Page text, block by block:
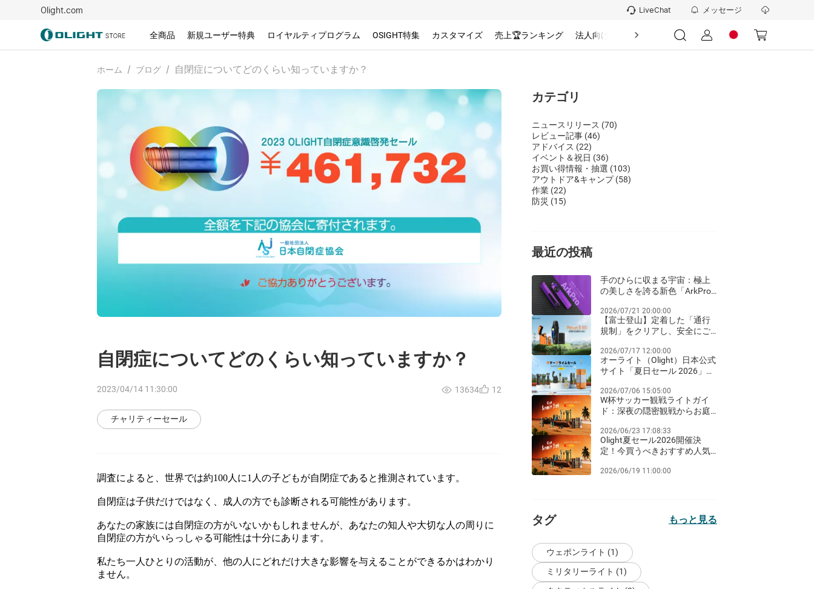
Olight.com LiveChat メッセージ
全商品 新規ユーザー特典 ロイヤルティプログラム OSIGHT特集 カスタマイズ 売上🏆ランキング 法人向け 情報
ホーム / ブログ / 自閉症についてどのくらい知っていますか？
自閉症についてどのくらい知っていますか？
2023/04/14 11:30:00
チャリティーセール
13634 12
調査によると、世界では約100人に1人の子どもが自閉症であると推測されています。
自閉症は子供だけではなく、成人の方でも診断される可能性があります。
あなたの家族には自閉症の方がいないかもしれませんが、あなたの知人や大切な人の周りに
自閉症の方がいらっしゃる可能性は十分にあります。
私たち一人ひとりの活動が、他の人にどれだけ大きな影響を与えることができるかはわかり
ません。
カテゴリ
ニュースリリース (70)
レビュー記事 (46)
アドバイス (22)
イベント＆祝日 (36)
お買い得情報・抽選 (103)
アウトドア&キャンプ(58)
作業 (22)
防災 (15)
最近の投稿
手のひらに収まる宇宙：極上
の美しさを誇る新色「ArkPro
登場！
2026/07/21 20:00:00
【富士登山】定着した「通行
規制」をクリアし、安全にご
ト装備ガイド
2026/07/17 12:00:00
オーライト（Olight）日本公式
サイト「夏日セール 2026」完
同期のビッグセールとお得な
クリアランス祭り！
2026/07/06 15:05:00
W杯サッカー観戦ライトガイ
ド：深夜の隠密観戦からお庭
2026/06/23 17:08:33
Olight夏セール2026開催決
定！今買うべきおすすめ人気
2026/06/19 11:00:00
タグ もっと見る
ウェポンライト (1)
ミリタリーライト (1)